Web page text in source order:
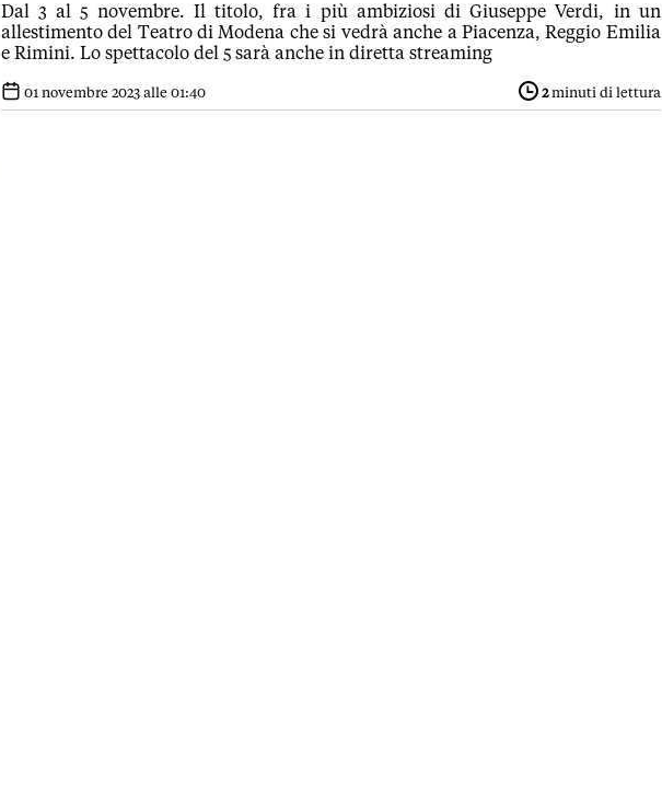
Dal 3 al 5 novembre. Il titolo, fra i più ambiziosi di Giuseppe Verdi, in un
allestimento del Teatro di Modena che si vedrà anche a Piacenza, Reggio Emilia
e Rimini. Lo spettacolo del 5 sarà anche in diretta streaming
01 novembre 2023 alle 01:40 2minuti di lettura